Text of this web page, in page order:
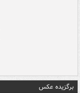
برگزیده عکس